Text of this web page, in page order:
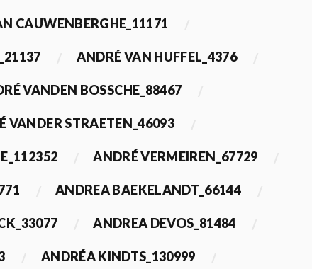
CAUWENBERGHE_11171
ANDRÉ VAN HUFFEL_4376
VANDEN BOSSCHE_88467
VANDER STRAETEN_46093
ANDRÉ VERMEIREN_67729
ANDREA BAEKELANDT_66144
ANDREA DEVOS_81484
ANDRÉA KINDTS_130999